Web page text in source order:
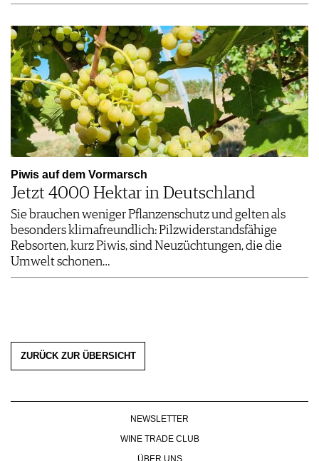
Piwis auf dem Vormarsch
Jetzt 4000 Hektar in Deutschland
Sie brauchen weniger Pflanzenschutz und gelten als
besonders klimafreundlich: Pilzwiderstandsfähige
Rebsorten, kurz Piwis, sind Neuzüchtungen, die die
Umwelt schonen…
ZURÜCK ZUR ÜBERSICHT
NEWSLETTER
WINE TRADE CLUB